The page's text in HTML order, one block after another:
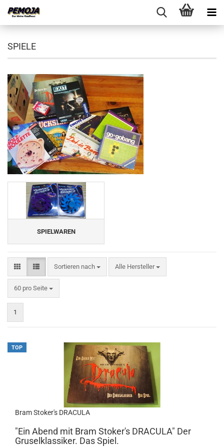
SPIELE
SPIELWAREN
Sortieren nach
Sortieren nach Alle Hersteller
60 pro Seite
pro Seite
1
TOP
Bram Stoker's DRACULA
"Ein Abend mit Bram Stoker's DRACULA" Der
Gruselklassiker. Das Spiel.